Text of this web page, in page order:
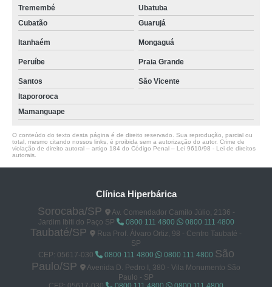
Tremembé
Ubatuba
Cubatão
Guarujá
Itanhaém Mongaguá
Peruíbe Praia Grande
Santos
São Vicente
Itapororoca
Mamanguape
O conteúdo do texto desta página é de direito reservado. Sua reprodução, parcial ou
total, mesmo citando nossos links, é proibida sem a autorização do autor. Crime de
violação de direito autoral – artigo 184 do Código Penal – Lei 9610/98 - Lei de direitos
autorais
Clínica Hiperbárica
Sorocaba/SP
Av. Comendador Camilo Júlio, 2136 -
Jardim Ibiti do Paço SP
0800 111 4800 0800 111 4800
Taubaté/SP
Rua Prof. Álvaro Ortiz, 98 - Centro Taubaté -
SP
CEP: 05617-030
0800 111 4800 0800 111 4800 São
Paulo/SP
Avenida D. Pedro I, 380 - Vila Monumento São
Paulo - SP